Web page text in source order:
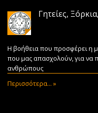
Γητείες,
Η βοήθεια που προσφέρει η
που μας απασχολούν, για να
ανθρώπους
Περισσότερα... »